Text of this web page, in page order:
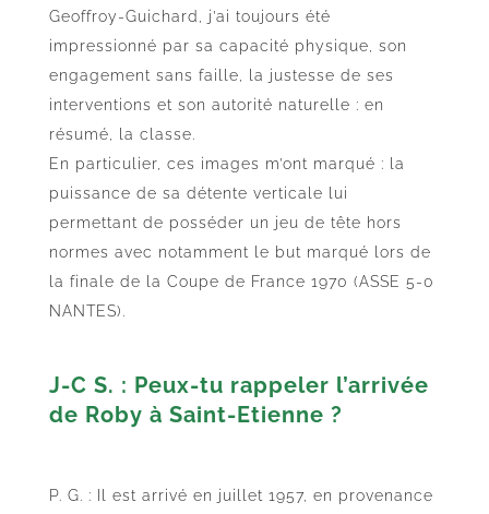
Geoffroy-Guichard, j’ai toujours été
impressionné par sa capacité physique, son
engagement sans faille, la justesse de ses
interventions et son autorité naturelle : en
résumé, la classe.
En particulier, ces images m’ont marqué : la
puissance de sa détente verticale lui
permettant de posséder un jeu de tête hors
normes avec notamment le but marqué lors de
la finale de la Coupe de France 1970 (ASSE 5-0
NANTES).
J-C S. : Peux-tu rappeler l’arrivée
de Roby à Saint-Etienne ?
P. G. : Il est arrivé en juillet 1957, en provenance